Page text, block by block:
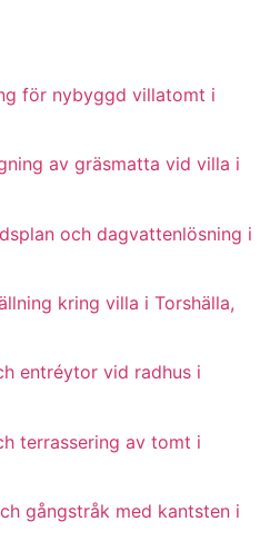
för nybyggd villatomt i
av gräsmatta vid villa i
och dagvattenlösning i
kring villa i Torshälla,
entréytor vid radhus i
terrassering av tomt i
gångstråk med kantsten i